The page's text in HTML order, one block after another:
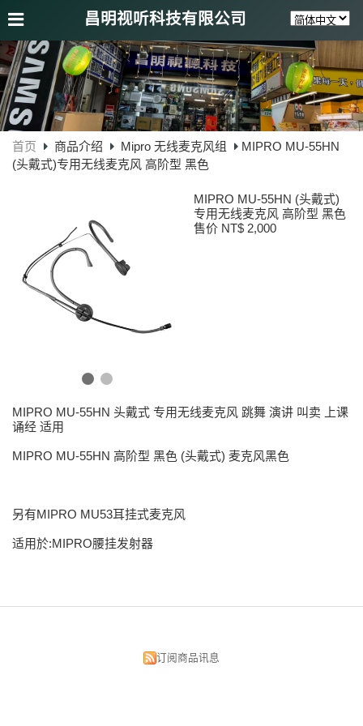
昌明视听科技有限公司
首页 商品介绍 Mipro 无线麦克风组
MIPRO MU-55HN
(头戴式)专用无线麦克风 高阶型 黑色
MIPRO MU-55HN (头戴式)
专用无线麦克风 高阶型 黑色
售价 NT$ 2,000
MIPRO MU-55HN 头戴式 专用无线麦克风 跳舞 演讲 叫卖 上课
诵经 适用
MIPRO MU-55HN 高阶型 黑色 (头戴式) 麦克风黑色
另有MIPRO MU53耳挂式麦克风
适用於:MIPRO腰挂发射器
订阅商品讯息